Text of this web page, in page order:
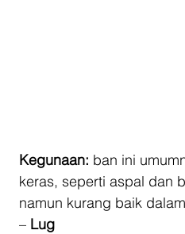
Kegunaan: ban ini
keras, seperti aspal dan
namun kurang baik
– Lug